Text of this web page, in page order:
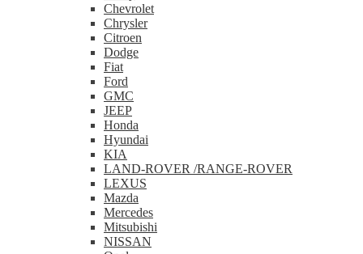
Chevrolet
Chrysler
Citroen
Dodge
Fiat
Ford
GMC
JEEP
Honda
Hyundai
KIA
LAND-ROVER /RANGE-ROVER
LEXUS
Mazda
Mercedes
Mitsubishi
NISSAN